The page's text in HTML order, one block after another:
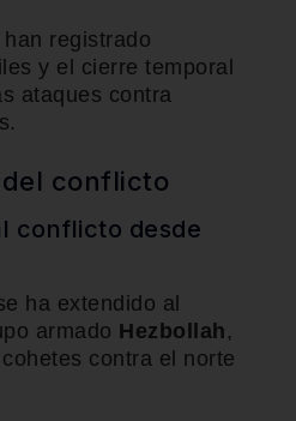
registrado
y el cierre temporal
ataques contra
conflicto
conflicto desde
ha extendido al
armado Hezbollah ,
contra el norte